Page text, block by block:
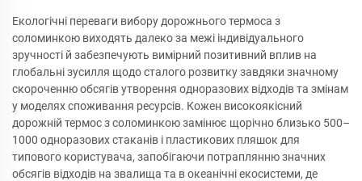
Екологічні переваги вибору дорожнього термоса з
соломинкою виходять далеко за межі індивідуального
зручності й забезпечують вимірний позитивний вплив на
глобальні зусилля щодо сталого розвитку завдяки значному
скороченню обсягів утворення одноразових відходів та змінам
у моделях споживання ресурсів. Кожен високоякісний
дорожній термос з соломинкою замінює щорічно близько 500–
1000 одноразових стаканів і пластикових пляшок для
типового користувача, запобігаючи потраплянню значних
обсягів відходів на звалища та в океанічні екосистеми, де